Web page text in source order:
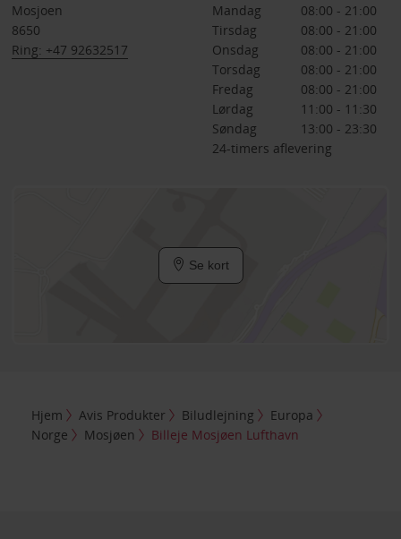
Mosjoen
8650
Ring: +47 92632517
Mandag
08:00 - 21:00
Tirsdag
08:00 - 21:00
Onsdag
08:00 - 21:00
Torsdag
08:00 - 21:00
Fredag
08:00 - 21:00
Lørdag
11:00 - 11:30
Søndag
13:00 - 23:30
24-timers aflevering
Se kort
Hjem Avis Produkter Biludlejning
Europa
Norge
Mosjøen Billeje Mosjøen Lufthavn